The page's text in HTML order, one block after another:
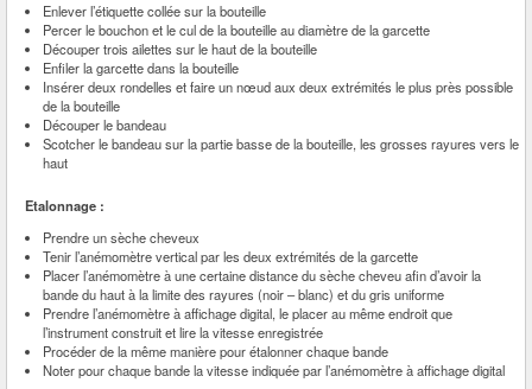
Enlever l’étiquette collée sur la bouteille
Percer le bouchon et le cul de la bouteille au diamètre de la garcette
Découper trois ailettes sur le haut de la bouteille
Enfiler la garcette dans la bouteille
Insérer deux rondelles et faire un nœud aux deux extrémités le plus près possible
de la bouteille
Découper le bandeau
Scotcher le bandeau sur la partie basse de la bouteille, les grosses rayures vers le
haut
Etalonnage :
Prendre un sèche cheveux
Tenir l’anémomètre vertical par les deux extrémités de la garcette
Placer l’anémomètre à une certaine distance du sèche cheveu afin d’avoir la
bande du haut à la limite des rayures (noir – blanc) et du gris uniforme
Prendre l’anémomètre à affichage digital, le placer au même endroit que
l’instrument construit et lire la vitesse enregistrée
Procéder de la même manière pour étalonner chaque bande
Noter pour chaque bande la vitesse indiquée par l’anémomètre à affichage digital